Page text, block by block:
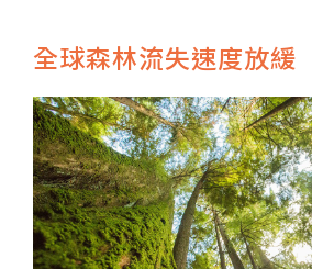
全球森林流失速度放緩